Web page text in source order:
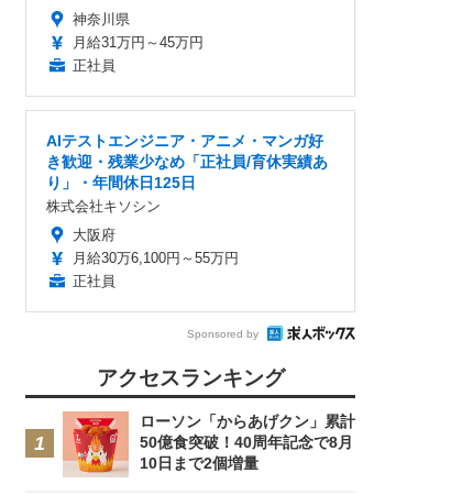
神奈川県
月給31万円～45万円
正社員
AIテストエンジニア・アニメ・マンガ好
き歓迎・残業少なめ「正社員/育休実績あ
り」・年間休日125日
株式会社キソシン
大阪府
月給30万6,100円～55万円
正社員
Sponsored by
アクセスランキング
ローソン「からあげクン」累計
50億食突破！40周年記念で8月
10日まで2個増量